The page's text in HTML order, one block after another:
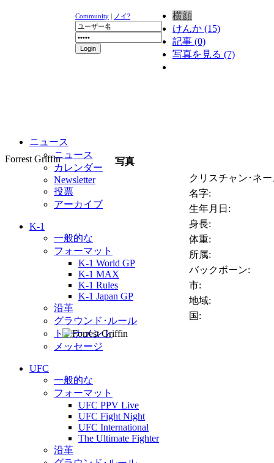
Community | ノイ?
ニュース
ニュース
カレンダー
Newsletter
投票
アーカイブ
K-1
一般的な
フォーマット
K-1 World GP
K-1 MAX
K-1 Rules
K-1 Japan GP
沿革
グラウンド･ルール
トーナメント
メッセージ
UFC
一般的な
フォーマット
UFC PPV Live
UFC Fight Night
UFC International
The Ultimate Fighter
沿革
横顔
けんか (15)
記事 (0)
写真を見る (7)
Forrest Griffin
写真
クリスチャン･ネー
名字:
生年月日:
身長:
体重:
所属:
バックボーン:
市:
地域:
国: